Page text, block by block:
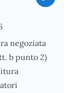
negoziata
b punto 2)